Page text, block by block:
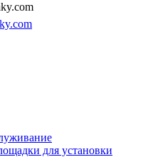
для установки